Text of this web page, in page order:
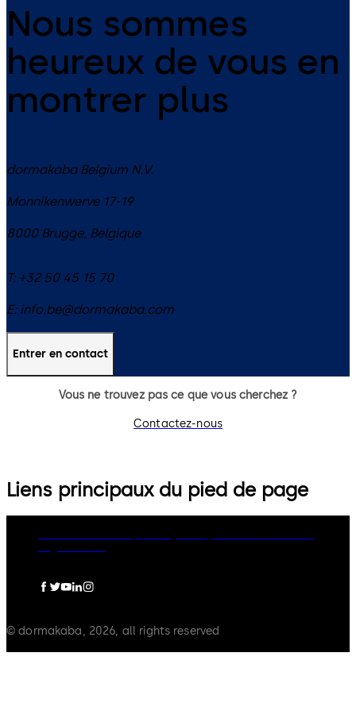
Nous sommes
heureux de vous en
montrer plus
dormakaba Belgium N.V.
Monnikenwerve 17-19
8000 Brugge, Belgique
T: +32 50 45 15 70
E: info.be@dormakaba.com
Entrer en contact
Vous ne trouvez pas ce que vous cherchez ?
Contactez-nous
Liens principaux du pied de page
© dormakaba, 2026, all rights reserved